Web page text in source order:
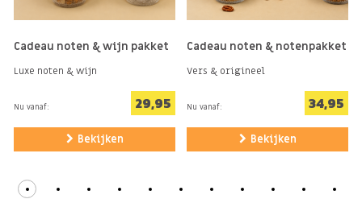
Cadeau noten & wijn pakket
Luxe noten & wijn
Nu vanaf: 29,95
Bekijken
Cadeau noten & notenpakket
Vers & origineel
Nu vanaf: 34,95
Bekijken